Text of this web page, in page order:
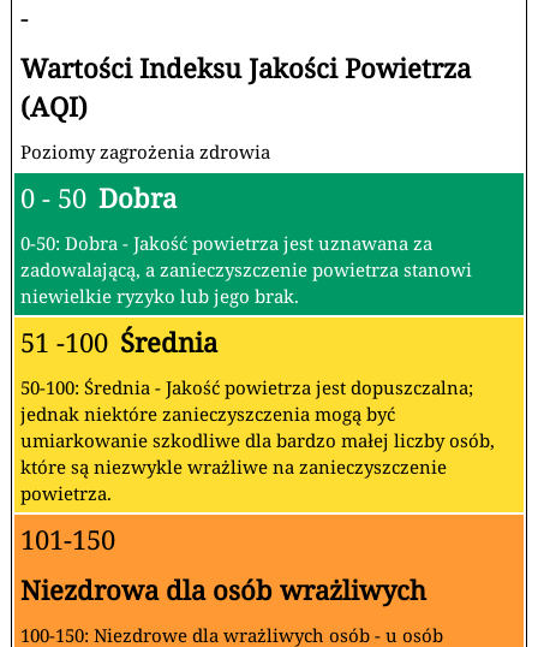
-
Wartości Indeksu Jakości Powietrza
(AQI)
Poziomy zagrożenia zdrowia
0 - 50 Dobra
0-50: Dobra - Jakość powietrza jest uznawana za
zadowalającą, a zanieczyszczenie powietrza stanowi
niewielkie ryzyko lub jego brak.
51 -100 Średnia
50-100: Średnia - Jakość powietrza jest dopuszczalna;
jednak niektóre zanieczyszczenia mogą być
umiarkowanie szkodliwe dla bardzo małej liczby osób,
które są niezwykle wrażliwe na zanieczyszczenie
powietrza.
101-150
Niezdrowa dla osób wrażliwych
100-150: Niezdrowe dla wrażliwych osób - u osób